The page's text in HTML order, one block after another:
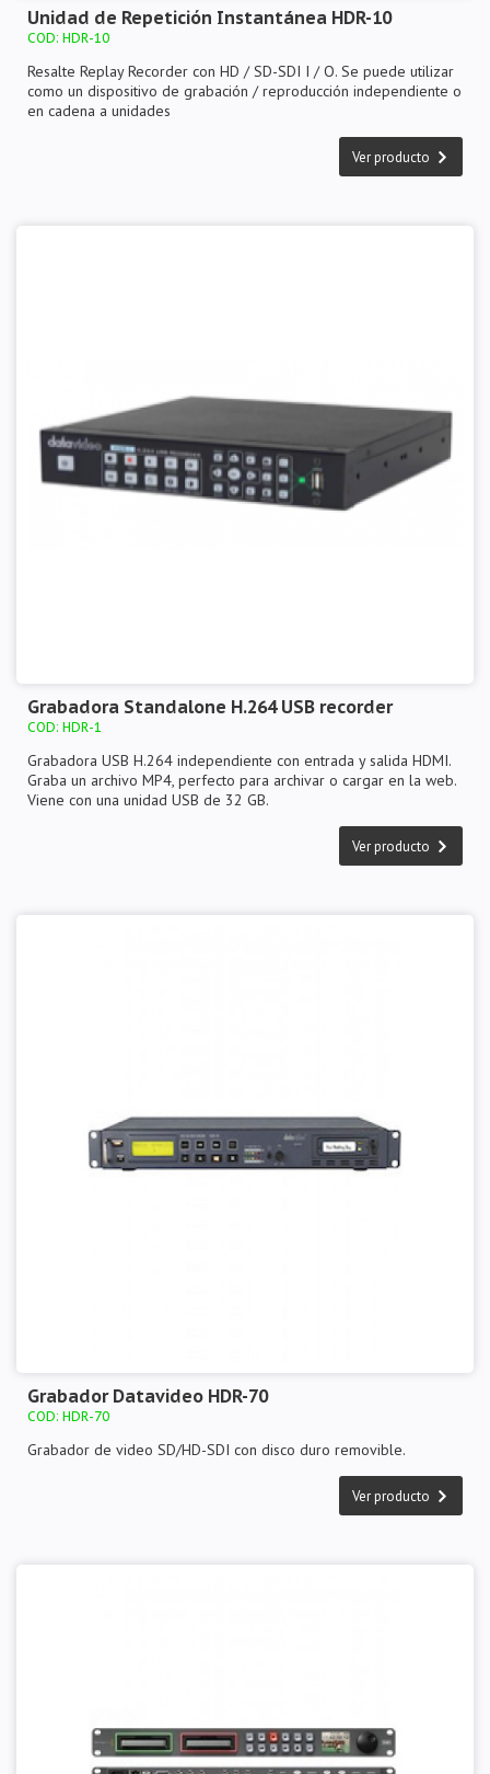
Unidad de Repetición Instantánea HDR-10
COD: HDR-10
Resalte Replay Recorder con HD / SD-SDI I / O. Se puede utilizar
como un dispositivo de grabación / reproducción independiente o
en cadena a unidades
Ver producto
Grabadora Standalone H.264 USB recorder
COD: HDR-1
Grabadora USB H.264 independiente con entrada y salida HDMI.
Graba un archivo MP4, perfecto para archivar o cargar en la web.
Viene con una unidad USB de 32 GB.
Ver producto
Grabador Datavideo HDR-70
COD: HDR-70
Grabador de video SD/HD-SDI con disco duro removible.
Ver producto